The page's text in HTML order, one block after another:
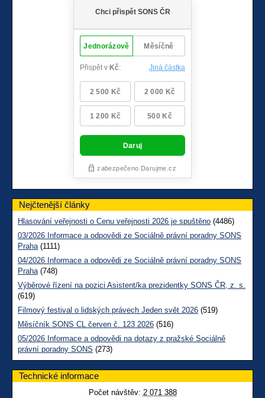
Nejčtenější články
Hlasování veřejnosti o Cenu veřejnosti 2026 je spuštěno (4486)
03/2026 Informace a odpovědi ze Sociálně právní poradny SONS
Praha(1111)
04/2026 Informace a odpovědi ze Sociálně právní poradny SONS
Praha(748)
Výběrové řízení na pozici Asistent/ka prezidentky SONS ČR, z. s.
(619)
Filmový festival o lidských právech Jeden svět 2026 (519)
Měsíčník SONS CL červen č. 123 2026 (516)
05/2026 Informace a odpovědi na dotazy z pražské Sociálně
právní poradny SONS (273)
Technické informace
Počet návštěv: 2 071 388